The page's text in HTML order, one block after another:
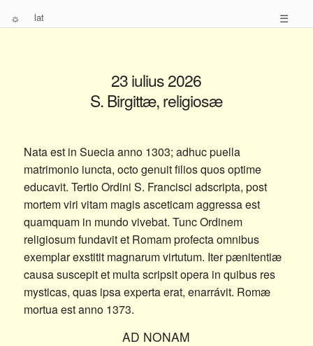
☼ lat ☰
23 iulius 2026
S. Birgittæ, religiosæ
Nata est in Suecia anno 1303; adhuc puella
matrimonio iuncta, octo genuit filios quos optime
educavit. Tertio Ordini S. Francisci adscripta, post
mortem viri vitam magis asceticam aggressa est
quamquam in mundo vivebat. Tunc Ordinem
religiosum fundavit et Romam profecta omnibus
exemplar exstitit magnarum virtutum. Iter pænitentiæ
causa suscepit et multa scripsit opera in quibus res
mysticas, quas ipsa experta erat, enarrávit. Romæ
mortua est anno 1373.
AD NONAM